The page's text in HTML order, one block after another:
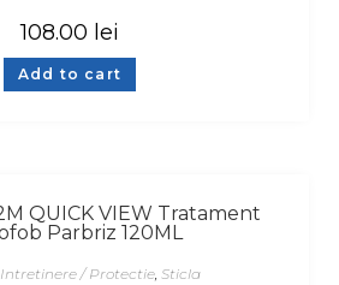
108.00 lei
Add to cart
Intretinere / Protectie, Sticla